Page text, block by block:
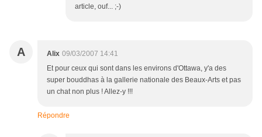
article, ouf... ;-)
A Alix 09/03/2007 14:41
Et pour ceux qui sont dans les environs d'Ottawa, y'a des
super bouddhas à la gallerie nationale des Beaux-Arts et pas
un chat non plus ! Allez-y !!!
Répondre